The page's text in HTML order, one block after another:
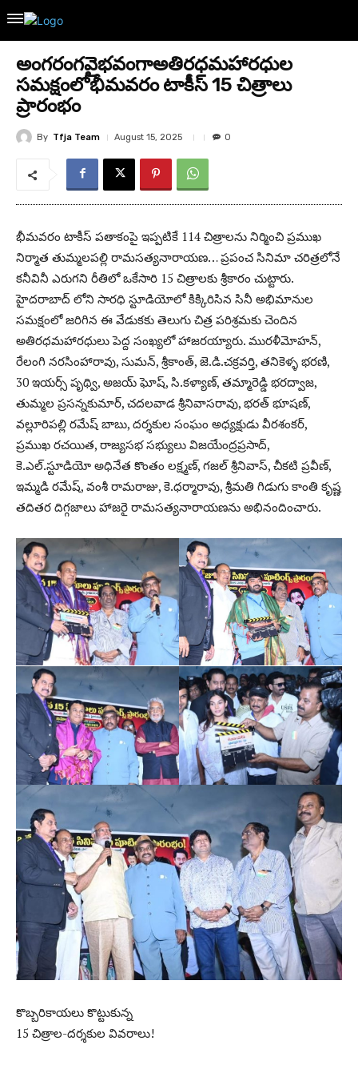
అంగరంగవైభవంగాఅతిరధమహారధుల
సమక్షంలోభీమవరం టాకీస్ 15 చిత్రాలు
ప్రారంభం
By Tfja Team August 15, 2025 0
భీమవరం టాకీస్ పతాకంపై ఇప్పటికే 114 చిత్రాలను నిర్మించి ప్రముఖ
నిర్మాత తుమ్మలపల్లి రామసత్యనారాయణ… ప్రపంచ సినిమా చరిత్రలోనే
కనీవినీ ఎరుగని రీతిలో ఒకేసారి 15 చిత్రాలకు శ్రీకారం చుట్టారు.
హైదరాబాద్ లోని సారధి స్టూడియోలో కిక్కిరిసిన సినీ అభిమానుల
సమక్షంలో జరిగిన ఈ వేడుకకు తెలుగు చిత్ర పరిశ్రమకు చెందిన
అతిరధమహారధులు పెద్ద సంఖ్యలో హాజరయ్యారు. మురళీమోహన్,
రేలంగి నరసింహారావు, సుమన్, శ్రీకాంత్, జె.డి.చక్రవర్తి, తనికెళ్ళ భరణి,
30 ఇయర్స్ పృథ్వి, అజయ్ ఘోష్, సి.కళ్యాణ్, తమ్మారెడ్డి భరద్వాజ,
తుమ్మల ప్రసన్నకుమార్, చదలవాడ శ్రీనివాసరావు, భరత్ భూషణ్,
వల్లూరిపల్లి రమేష్ బాబు, దర్శకుల సంఘం అధ్యక్షుడు వీరశంకర్,
ప్రముఖ రచయిత, రాజ్యసభ సభ్యులు విజయేంద్రప్రసాద్,
కె.ఎల్.స్టూడియో అధినేత కొంతం లక్ష్మణ్, గజల్ శ్రీనివాస్, చీకటి ప్రవీణ్,
ఇమ్మడి రమేష్, వంశీ రామరాజు, కె.ధర్మారావు, శ్రీమతి గిడుగు కాంతి కృష్ణ
తదితర దిగ్గజాలు హాజరై రామసత్యనారాయణను అభినందించారు.
కొబ్బరికాయలు కొట్టుకున్న
15 చిత్రాల-దర్శకుల వివరాలు!